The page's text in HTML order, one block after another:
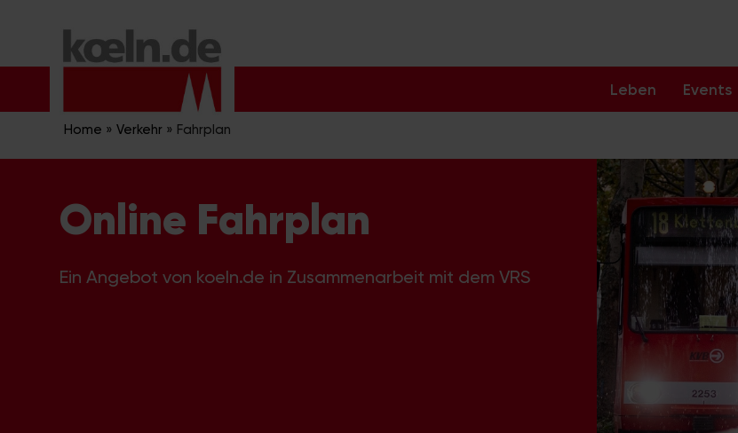
Inhalt
Leben Events
Home » Verkehr » Fahrplan
Online Fahrplan
Ein Angebot von koeln.de in Zusammenarbeit mit dem VRS